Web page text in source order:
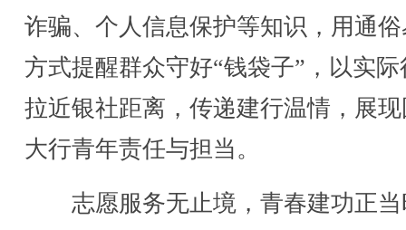
诈骗、个人信息保护等知识，用通
方式提醒群众守好“钱袋子”，以实际
拉近银社距离，传递建行温情，展
大行青年责任与担当。
志愿服务无止境，青春建功正当